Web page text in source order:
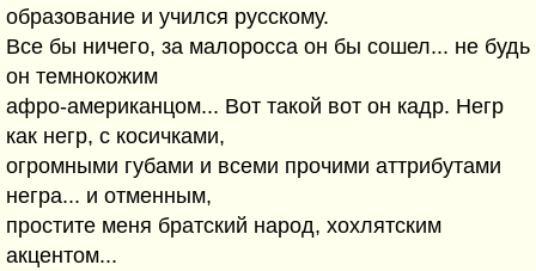
образование и учился русскому.
Все бы ничего, за малоросса он бы сошел... не будь
он темнокожим
афро-американцом... Вот такой вот он кадр. Негр
как негр, с косичками,
огромными губами и всеми прочими аттрибутами
негра... и отменным,
простите меня братский народ, хохлятским
акцентом...